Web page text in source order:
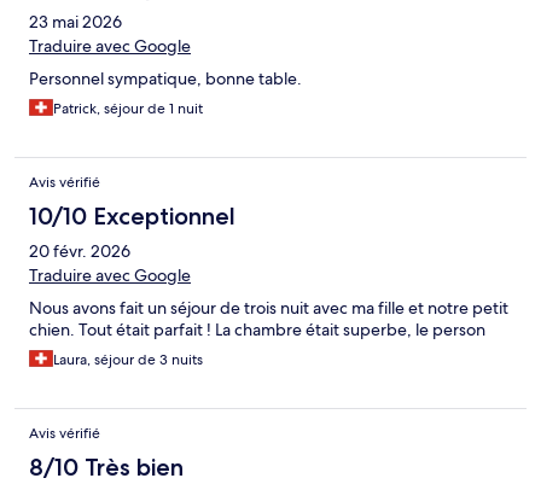
23 mai 2026
Traduire avec Google
Personnel sympatique, bonne table.
Patrick, séjour de 1 nuit
Avis vérifié
10/10 Exceptionnel
20 févr. 2026
Traduire avec Google
Nous avons fait un séjour de trois nuit avec ma fille et notre petit
chien. Tout était parfait ! La chambre était superbe, le person
Laura, séjour de 3 nuits
Avis vérifié
8/10 Très bien